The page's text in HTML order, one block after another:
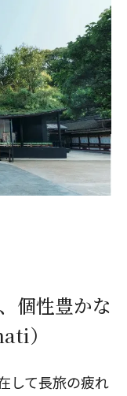
個性豊かな
）
して長旅の疲れ